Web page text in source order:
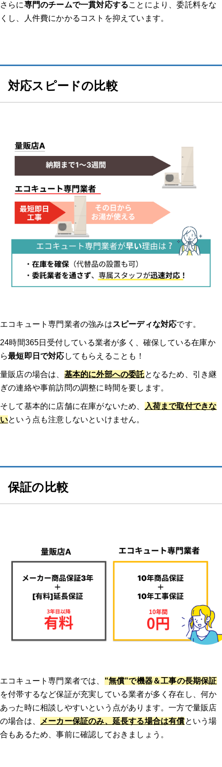
種類から探す
さらに専門のチームで一貫対応することにより、委託料をな
くし、人件費にかかるコストを抑えています。
対応スピードの比較
エコキュート専門業者の強みはスピーディな対応です。
24時間365日受付している業者が多く、確保している在庫か
ら最短即日で対応 してもらえることも！
量販店の場合は、 基本的に外部への委託となるため、引き継
ぎの連絡や事前訪問の調整に時間を要します。
そして基本的に店舗に在庫がないため、
入荷まで取付できな
いという点も注意しないといけません。
保証の比較
エコキュート専門業者では、 "無償”で機器＆工事の長期保証
を付帯するなど保証が充実している業者が多く存在し、何か
あった時に相談しやすいという点があります。一方で量販店
の場合は、
メーカー保証のみ、延長する場合は有償という場
合もあるため、事前に確認しておきましょう。